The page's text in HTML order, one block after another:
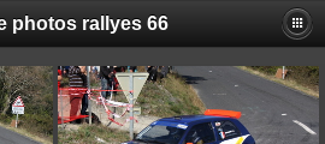
photos rallyes 66